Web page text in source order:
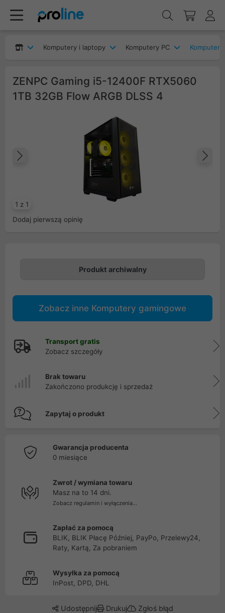
Komputery i laptopy Komputery PC
ZENPC Gaming i5-12400F RTX5060
1TB 32GB Flow ARGB DLSS 4
1 z 1
Poprzedni
Dodaj pierwszą opinię
Produkt archiwalny
Zobacz inne Komputery gamingowe
Transport gratis
Zobacz szczegóły
Brak towaru
Zakończono produkcję i sprzedaż
Zapytaj o produkt
Gwarancja producenta
0 miesiące
Zwrot / wymiana towaru
Masz na to 14 dni.
Zobacz regulamin i wyłączenia...
Zapłać za pomocą
BLIK, BLIK Płacę Później, PayPo, Przelewy24,
Raty, Kartą, Za pobraniem
Wysyłka za pomocą
InPost, DPD, DHL
Udostępnij Drukuj Zgłoś błąd